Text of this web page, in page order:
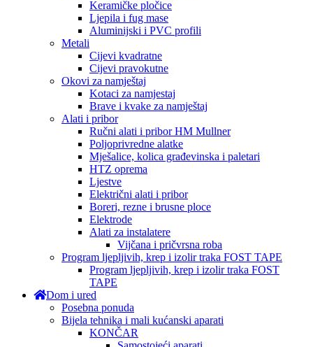
Keramičke pločice
Ljepila i fug mase
Aluminijski i PVC profili
Metali
Cijevi kvadratne
Cijevi pravokutne
Okovi za namještaj
Kotaci za namjestaj
Brave i kvake za namještaj
Alati i pribor
Ručni alati i pribor HM Mullner
Poljoprivredne alatke
Mješalice, kolica građevinska i paletari
HTZ oprema
Ljestve
Električni alati i pribor
Boreri, rezne i brusne ploce
Elektrode
Alati za instalatere
Vijčana i pričvrsna roba
Program ljepljivih, krep i izolir traka FOST TAPE
Program ljepljivih, krep i izolir traka FOST
TAPE
Dom i ured
Posebna ponuda
Bijela tehnika i mali kućanski aparati
KONČAR